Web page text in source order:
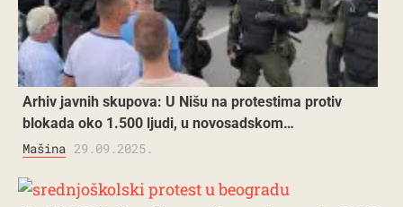
Arhiv javnih skupova: U Nišu na protestima protiv
blokada oko 1.500 ljudi, u novosadskom…
Mašina 29.09.2025.